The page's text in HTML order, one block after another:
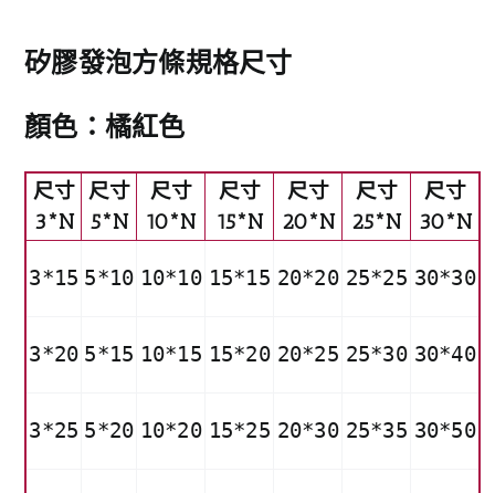
矽膠發泡方條規格尺寸
顏色：橘紅色
尺寸
3*N
尺寸
5*N
尺寸
10*N
尺寸
15*N
尺寸
20*N
尺寸
25*N
尺寸
30*N
3*15 5*10 10*10 15*15 20*20 25*25 30*30
3*20 5*15 10*15 15*20 20*25 25*30 30*40
3*25 5*20 10*20 15*25 20*30 25*35 30*50